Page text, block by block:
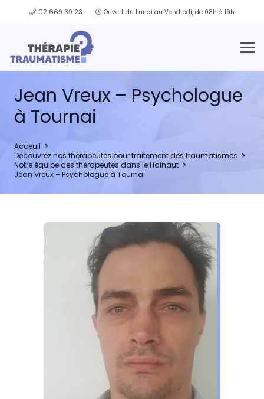
02 669 39 23 Ouvert du Lundi au Vendredi, de 08h à 19h
Jean Vreux – Psychologue
à Tournai
Acceuil
Découvrez nos thérapeutes pour traitement des traumatismes
Notre équipe des thérapeutes dans le Hainaut
Jean Vreux – Psychologue à Tournai